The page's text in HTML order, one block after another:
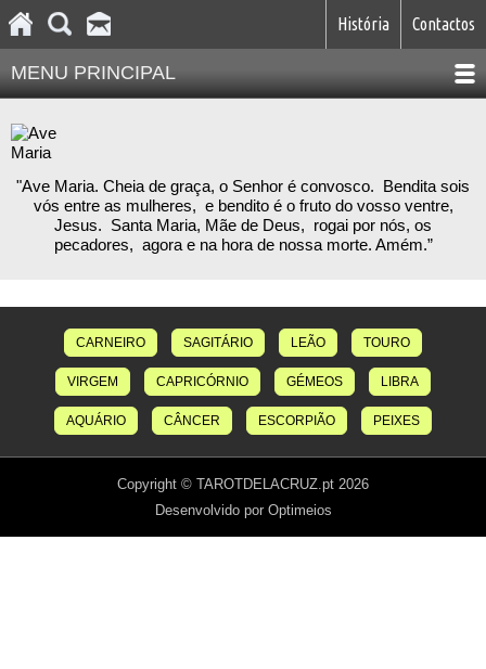
História Contactos
MENU PRINCIPAL
"Ave Maria. Cheia de graça, o Senhor é convosco. Bendita sois
vós entre as mulheres, e bendito é o fruto do vosso ventre,
Jesus. Santa Maria, Mãe de Deus, rogai por nós, os
pecadores, agora e na hora de nossa morte. Amém.”
CARNEIRO SAGITÁRIO LEÃO TOURO
VIRGEM CAPRICÓRNIO GÉMEOS LIBRA
AQUÁRIO CÂNCER ESCORPIÃO PEIXES
Copyright © TAROTDELACRUZ.pt 2026
Desenvolvido por Optimeios